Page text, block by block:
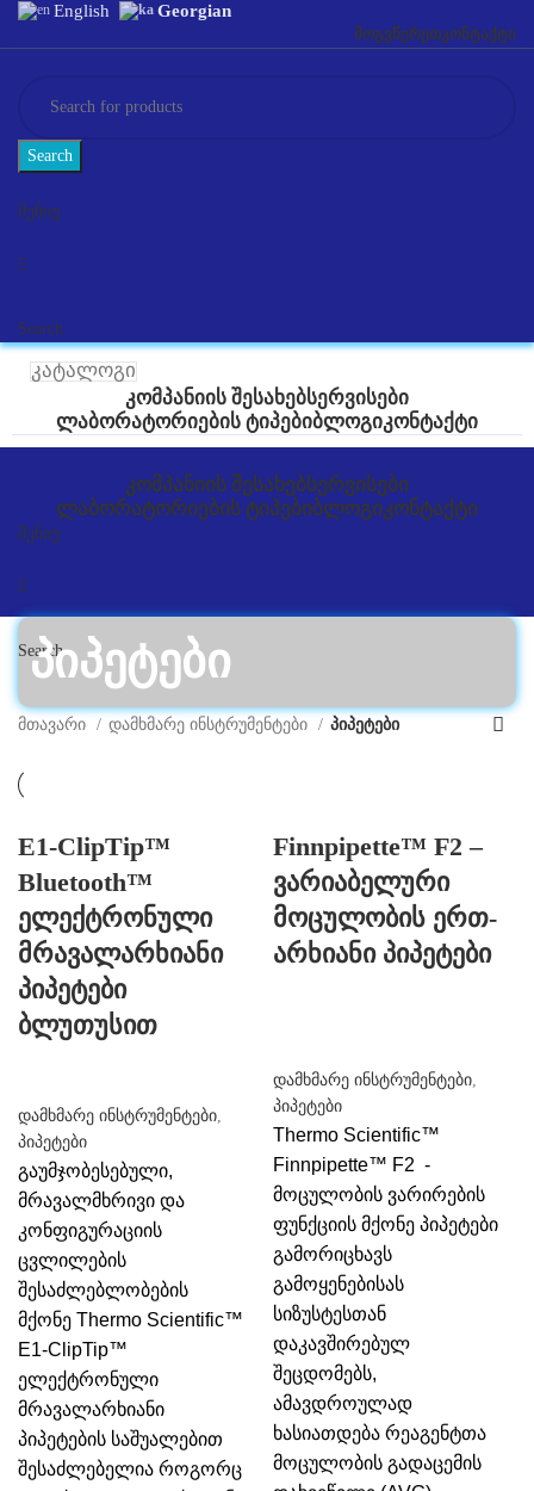
English Georgian
ᲛᲝᲒᲕᲬᲔᲠᲔᲗᲙᲝᲜᲢᲐᲥᲢᲘ
Search
მენიუ
Search
კატალოგი
ᲙᲝᲛᲞᲐᲜᲘᲘᲡ ᲨᲔᲡᲐᲮᲔᲑᲡᲔᲠᲕᲘᲡᲔᲑᲘ
ᲚᲐᲑᲝᲠᲐᲢᲝᲠᲘᲔᲑᲘᲡ ᲢᲘᲞᲔᲑᲘᲑᲚᲝᲒᲘᲙᲝᲜᲢᲐᲥᲢᲘ
ᲙᲝᲛᲞᲐᲜᲘᲘᲡ ᲨᲔᲡᲐᲮᲔᲑᲡᲔᲠᲕᲘᲡᲔᲑᲘ
ᲚᲐᲑᲝᲠᲐᲢᲝᲠᲘᲔᲑᲘᲡ ᲢᲘᲞᲔᲑᲘᲑᲚᲝᲒᲘᲙᲝᲜᲢᲐᲥᲢᲘ
მენიუ
Search
პიპეტები
მთავარი დამხმარე ინსტრუმენტები პიპეტები
E1-ClipTip™
Bluetooth™
ელექტრონული
მრავალარხიანი
პიპეტები
ბლუთუსით
დამხმარე ინსტრუმენტები,
პიპეტები
გაუმჯობესებული,
მრავალმხრივი და
კონფიგურაციის
ცვლილების
შესაძლებლობების
მქონე Thermo Scientific™
E1-ClipTip™
ელექტრონული
მრავალარხიანი
პიპეტების საშუალებით
შესაძლებელია როგორც
Finnpipette™ F2 –
ვარიაბელური
მოცულობის ერთ-
არხიანი პიპეტები
დამხმარე ინსტრუმენტები,
პიპეტები
Thermo Scientific™
Finnpipette™ F2 -
მოცულობის ვარირების
ფუნქციის მქონე პიპეტები
გამორიცხავს
გამოყენებისას
სიზუსტესთან
დაკავშირებულ
შეცდომებს,
ამავდროულად
ხასიათდება რეაგენტთა
მოცულობის გადაცემის